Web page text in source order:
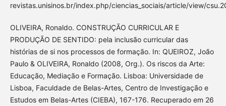
revistas.unisinos.br/index.php/ciencias_sociais/article/view/
OLIVEIRA, Ronaldo. CONSTRUÇÃO CURRICULAR E
PRODUÇÃO DE SENTIDO: pela inclusão curricular das
histórias de si nos processos de formação. In: QUEIROZ, João
Paulo & OLIVEIRA, Ronaldo (2008, Org.). Os riscos da Arte:
Educação, Mediação e Formação. Lisboa: Universidade de
Lisboa, Faculdade de Belas-Artes, Centro de Investigação e
Estudos em Belas-Artes (CIEBA), 167-176. Recuperado em 26